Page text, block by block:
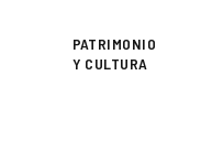
Superior
PATRIMONIO
Y CULTURA